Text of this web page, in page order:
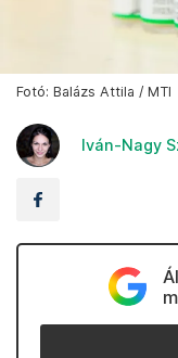
Fotó: Balázs Attila / MTI
Iván-Nagy